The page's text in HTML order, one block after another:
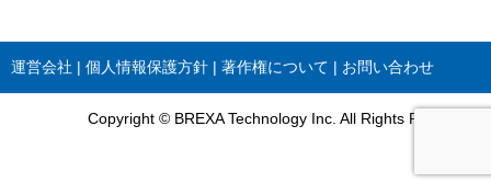
運営会社 個人情報保護方針 著作権について お問い合わせ
Copyright © BREXA Technology Inc. All Rights Reserved.